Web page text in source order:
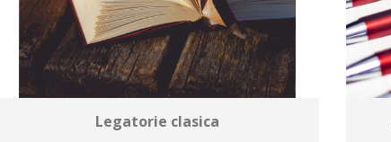
Legatorie clasica